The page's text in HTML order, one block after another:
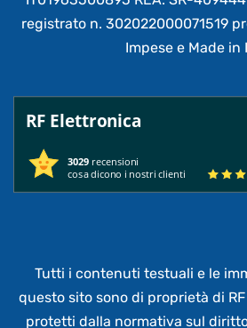
registrato n. 302022000071519
Impese e Made in
RF Elettronica
3029 recensioni
cosa dicono i nostri clienti
Tutti i contenuti testuali e le
questo sito sono di proprietà di
protetti dalla normativa sul diritto